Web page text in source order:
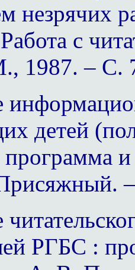
незрячих
с
1987. – С.
детей
и
РГБС :